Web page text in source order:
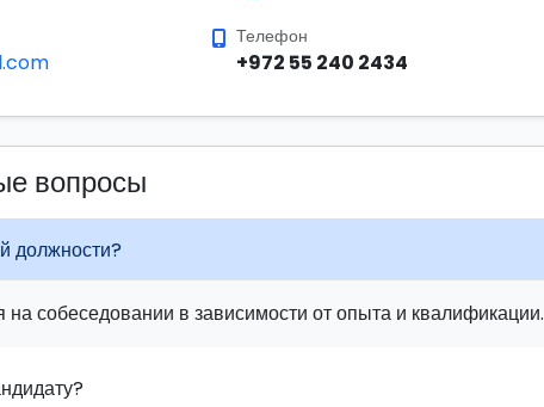
Телефон
+972 55 240 2434
вопросы
должности?
на собеседовании в зависимости от опыта и квалификации.